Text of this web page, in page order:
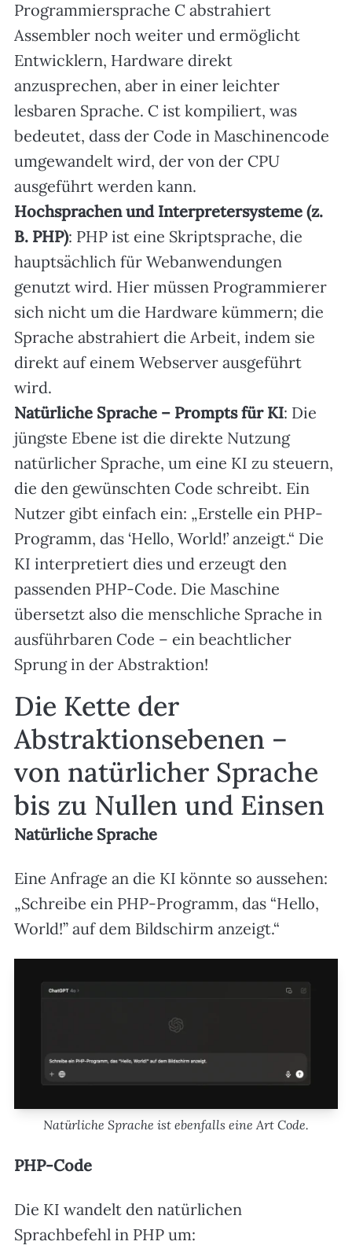
Programmiersprache C abstrahiert
Assembler noch weiter und ermöglicht
Entwicklern, Hardware direkt
anzusprechen, aber in einer leichter
lesbaren Sprache. C ist kompiliert, was
bedeutet, dass der Code in Maschinencode
umgewandelt wird, der von der CPU
ausgeführt werden kann.
Hochsprachen und Interpretersysteme (z.
B. PHP): PHP ist eine Skriptsprache, die
hauptsächlich für Webanwendungen
genutzt wird. Hier müssen Programmierer
sich nicht um die Hardware kümmern; die
Sprache abstrahiert die Arbeit, indem sie
direkt auf einem Webserver ausgeführt
wird.
Natürliche Sprache – Prompts für KI: Die
jüngste Ebene ist die direkte Nutzung
natürlicher Sprache, um eine KI zu steuern,
die den gewünschten Code schreibt. Ein
Nutzer gibt einfach ein: „Erstelle ein PHP-
Programm, das ‘Hello, World!’ anzeigt.“ Die
KI interpretiert dies und erzeugt den
passenden PHP-Code. Die Maschine
übersetzt also die menschliche Sprache in
ausführbaren Code – ein beachtlicher
Sprung in der Abstraktion!
Die Kette der
Abstraktionsebenen –
von natürlicher Sprache
bis zu Nullen und Einsen
Natürliche Sprache
Eine Anfrage an die KI könnte so aussehen:
„Schreibe ein PHP-Programm, das “Hello,
World!” auf dem Bildschirm anzeigt.“
Natürliche Sprache ist ebenfalls eine Art Code.
PHP-Code
Die KI wandelt den natürlichen
Sprachbefehl in PHP um: